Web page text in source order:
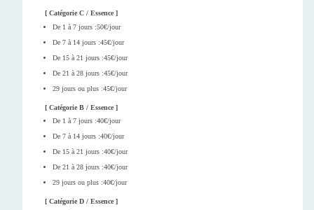
[ Catégorie C / Essence ]
De 1 à 7 jours :50€/jour
De 7 à 14 jours :45€/jour
De 15 à 21 jours :45€/jour
De 21 à 28 jours :45€/jour
29 jours ou plus :45€/jour
[ Catégorie B / Essence ]
De 1 à 7 jours :40€/jour
De 7 à 14 jours :40€/jour
De 15 à 21 jours :40€/jour
De 21 à 28 jours :40€/jour
29 jours ou plus :40€/jour
[ Catégorie D / Essence ]